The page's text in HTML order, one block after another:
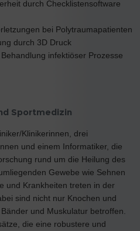
durch Checklistensoftware
bei Polytraumapatienten
durch 3D Druck
infektiöser Prozesse
Sportmedizin
Klinikerinnen, drei
und einem Informatiker, die
rund um die Heilung des
Gewebe wie Sehnen
und Krankheiten treten in der
sind nicht nur Knochen und
und Muskulatur betroffen.
die eine robustere und